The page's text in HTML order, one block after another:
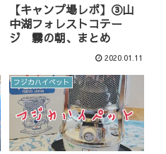
【キャンプ場レポ】③山
中湖フォレストコテー
ジ 霧の朝、まとめ
2020.01.11
フジカハイペット